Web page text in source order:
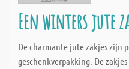
Een winters jute
De charmante jute zakjes zijn
geschenkverpakking. De